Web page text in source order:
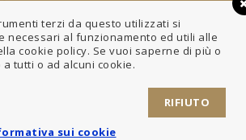
terzi da questo utilizzati si
necessari al funzionamento ed utili alle
cookie policy. Se vuoi saperne di più o
tutti o ad alcuni cookie.
RIFIUTO
sui cookie